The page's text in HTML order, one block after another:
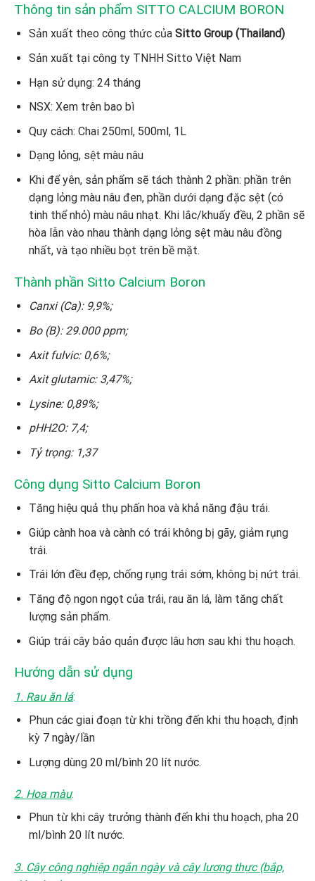
Thông tin sản phẩm SITTO CALCIUM BORON
Sản xuất theo công thức của Sitto Group (Thailand)
Sản xuất tại công ty TNHH Sitto Việt Nam
Hạn sử dụng: 24 tháng
NSX: Xem trên bao bì
Quy cách: Chai 250ml, 500ml, 1L
Dạng lỏng, sệt màu nâu
Khi để yên, sản phẩm sẽ tách thành 2 phần: phần trên
dạng lỏng màu nâu đen, phần dưới dạng đặc sệt (có
tinh thể nhỏ) màu nâu nhạt. Khi lắc/khuấy đều, 2 phần sẽ
hòa lẫn vào nhau thành dạng lỏng sệt màu nâu đồng
nhất, và tạo nhiều bọt trên bề mặt.
Thành phần Sitto Calcium Boron
Canxi (Ca): 9,9%;
Bo (B): 29.000 ppm;
Axit fulvic: 0,6%;
Axit glutamic: 3,47%;
Lysine: 0,89%;
pHH2O: 7,4;
Tỷ trọng: 1,37
Công dụng Sitto Calcium Boron
Tăng hiệu quả thụ phấn hoa và khả năng đậu trái.
Giúp cành hoa và cành có trái không bị gãy, giảm rụng
trái.
Trái lớn đều đẹp, chống rụng trái sớm, không bị nứt trái.
Tăng độ ngon ngọt của trái, rau ăn lá, làm tăng chất
lượng sản phẩm.
Giúp trái cây bảo quản được lâu hơn sau khi thu hoạch.
Hướng dẫn sử dụng
1. Rau ăn lá:
Phun các giai đoạn từ khi trồng đến khi thu hoạch, định
kỳ 7 ngày/lần
Lượng dùng 20 ml/bình 20 lít nước.
2. Hoa màu:
Phun từ khi cây trưởng thành đến khi thu hoạch, pha 20
ml/bình 20 lít nước.
3. Cây công nghiệp ngắn ngày và cây lương thực (bắp,